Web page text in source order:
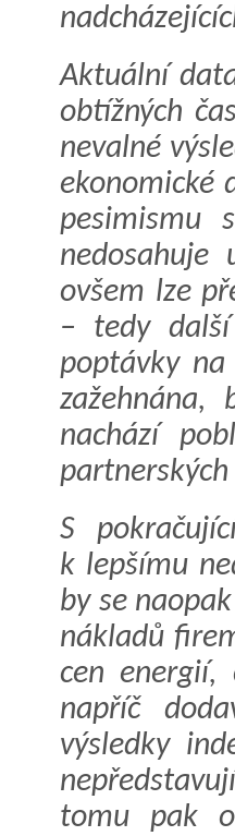
Aktuální
obtížných
nevalné
ekonomické
pesimismu
nedosahuje
ovšem lze
– tedy
poptávky
zažehnána,
nachází
partnerských
S
k lepšímu
by se
nákladů
cen energií,
napříč
výsledky
tomu pak